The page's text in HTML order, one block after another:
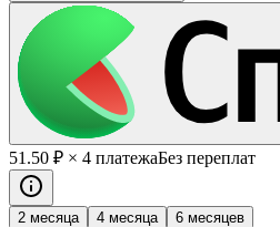
51 .50 ₽ × 4 платежаБез переплат
2 месяца 4 месяца 6 месяцев